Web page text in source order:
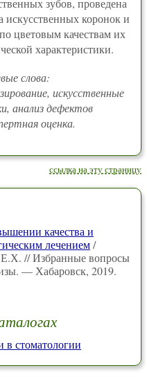
зубов, проведена
искусственных коронок и
цветовым качествам их
характеристики.
слова:
искусственные
анализ дефектов
оценка.
ссылка на эту страницу
качества и
лечением/
// Избранные вопросы
— Хабаровск, 2019.
стоматологии